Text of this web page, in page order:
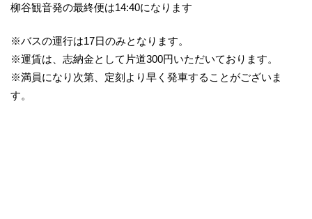
柳谷観音発の最終便は14:40になります
※バスの運行は17日のみとなります。
※運賃は、志納金として片道300円いただいております。
※満員になり次第、定刻より早く発車することがございま
す。